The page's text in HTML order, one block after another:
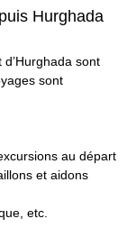
Hurghada
sont
sont
au départ
et aidons
etc.